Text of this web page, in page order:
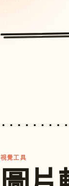
視覺工具